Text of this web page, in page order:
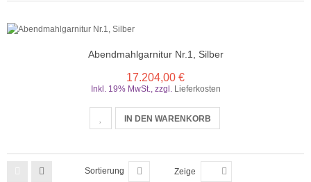
Abendmahlgarnitur Nr.1, Silber
17.204,00 €
Inkl. 19% MwSt. zzgl. Lieferkosten
IN DEN WARENKORB
Sortierung Zeige